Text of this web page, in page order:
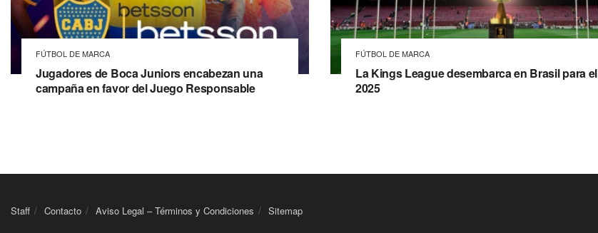
FÚTBOL DE MARCA
Jugadores de Boca Juniors encabezan una
campaña en favor del Juego Responsable
FÚTBOL DE MARCA
La Kings League desembarca en Brasil para el
2025
Staff Contacto Aviso Legal – Términos y Condiciones Sitemap